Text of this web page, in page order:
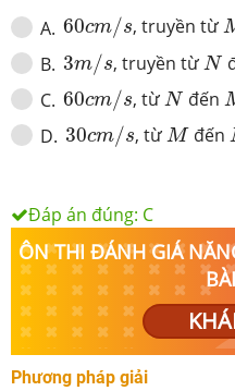
A. 60cm/s
60cm /s, truyền từ
B. 3m/s
3m /s, truyền từ N
N
C. 60cm/s
60cm /s, từ N
N đến
D. 30cm/s
30cm /s, từ M
Mđến
Đáp án đúng: C
ÔN THI ĐÁNH GIÁ
Phương pháp giải